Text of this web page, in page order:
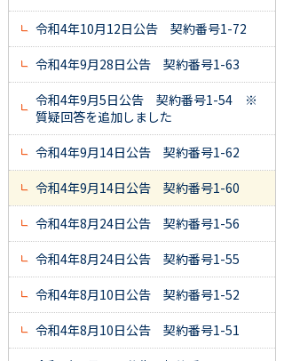
令和4年10月12日公告 契約番号1-72
令和4年9月28日公告 契約番号1-63
令和4年9月5日公告 契約番号1-54 ※
質疑回答を追加しました
令和4年9月14日公告 契約番号1-62
令和4年9月14日公告 契約番号1-60
令和4年8月24日公告 契約番号1-56
令和4年8月24日公告 契約番号1-55
令和4年8月10日公告 契約番号1-52
令和4年8月10日公告 契約番号1-51